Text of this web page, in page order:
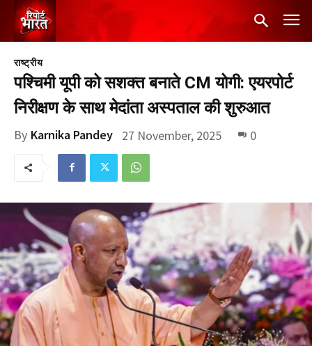
राष्ट्रीय
पश्चिमी यूपी को सशक्त बनाते CM योगी: एयरपोर्ट
निरीक्षण के साथ मेदांता अस्पताल की शुरुआत
By Karnika Pandey 27 November, 2025 0